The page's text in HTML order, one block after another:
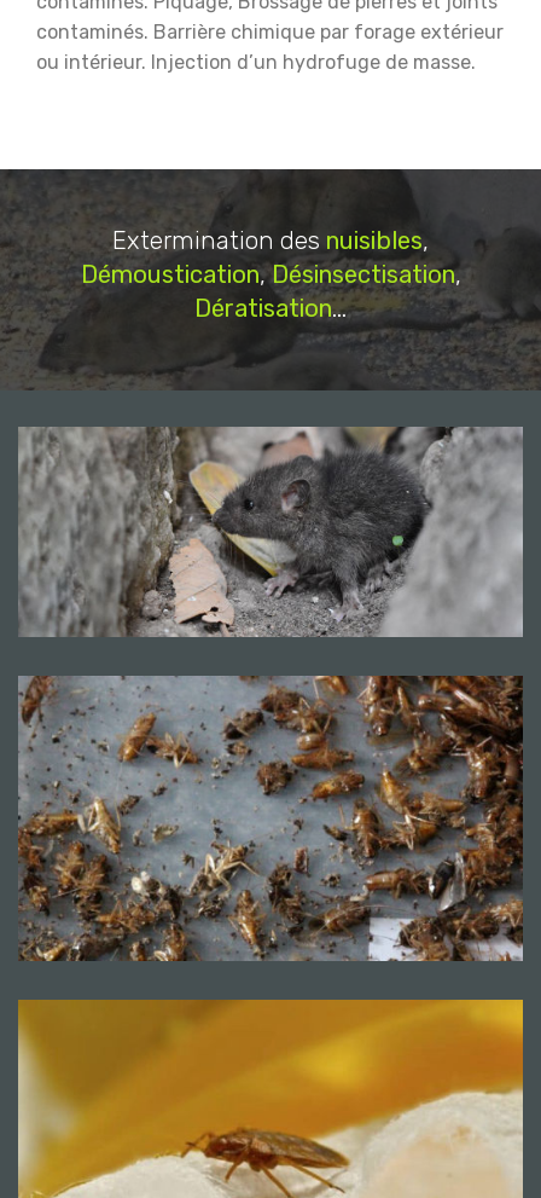
contaminés. Barrière chimique par forage extérieur
ou intérieur. Injection d’un hydrofuge de masse.
Extermination des nuisibles,
Démoustication,Désinsectisation,
Dératisation...
TERMISER
TRAITEMENT
- site réalisé et référencé par MACWIN ©